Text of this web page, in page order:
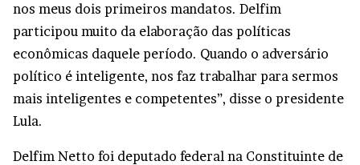
nos meus dois primeiros mandatos. Delfim
participou muito da elaboração das políticas
econômicas daquele período. Quando o adversário
político é inteligente, nos faz trabalhar para sermos
mais inteligentes e competentes”, disse o presidente
Lula.
Delfim Netto foi deputado federal na Constituinte de